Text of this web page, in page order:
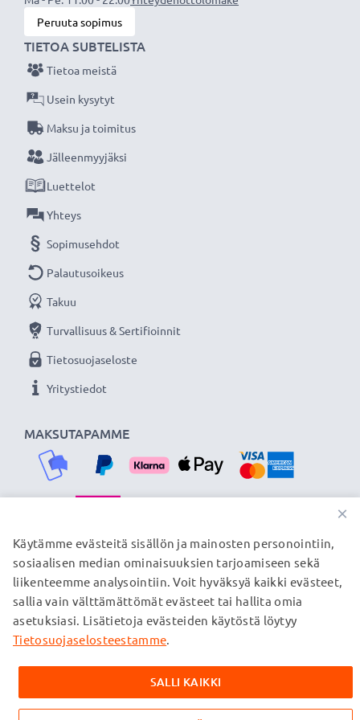
Peruuta sopimus
MAKSUTAPAMME
TIETOA SUBTELISTA
Tietoa meistä
Usein kysytyt
Maksu ja toimitus
Jälleenmyyjäksi
Luettelot
Yhteys
Sopimusehdot
Palautusoikeus
Takuu
Turvallisuus & Sertifioinnit
Tietosuojaseloste
Yritystiedot
TOIMITUSKUMPPANIMME
© subtel.fi 2026
Kaikki hinnat sisältävät arvonlisäveron, mutta ei
toimituskuluja. Kaikki sivuillamme mainitut tavaramerkit ovat
verkkosivuillamme ainoastaan tuotteitamme koskevan
×
Käytämme evästeitä sisällön ja mainosten personointiin,
sosiaalisen median ominaisuuksien tarjoamiseen sekä
liikenteemme analysointiin. Voit hyväksyä kaikki evästeet,
sallia vain välttämättömät evästeet tai hallita omia
asetuksiasi. Lisätietoja evästeiden käytöstä löytyy
Tietosuojaselosteestamme.
SALLI KAIKKI